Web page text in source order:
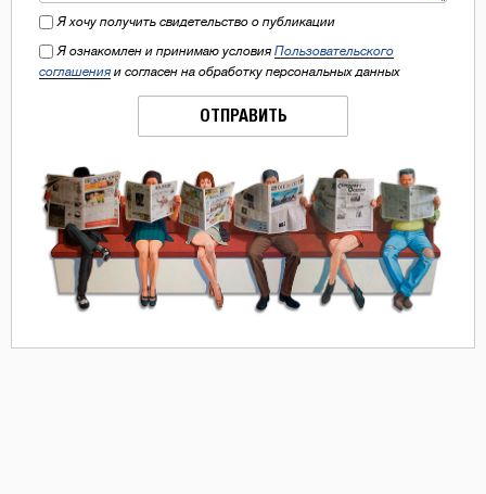
Я хочу получить свидетельство о публикации
Я ознакомлен и принимаю условия Пользовательского
соглашения и согласен на обработку персональных данных
ОТПРАВИТЬ